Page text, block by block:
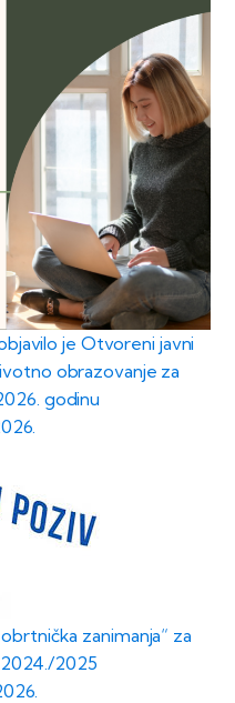
je Otvoreni javni
obrazovanje za
godinu
zanimanja“ za
2025